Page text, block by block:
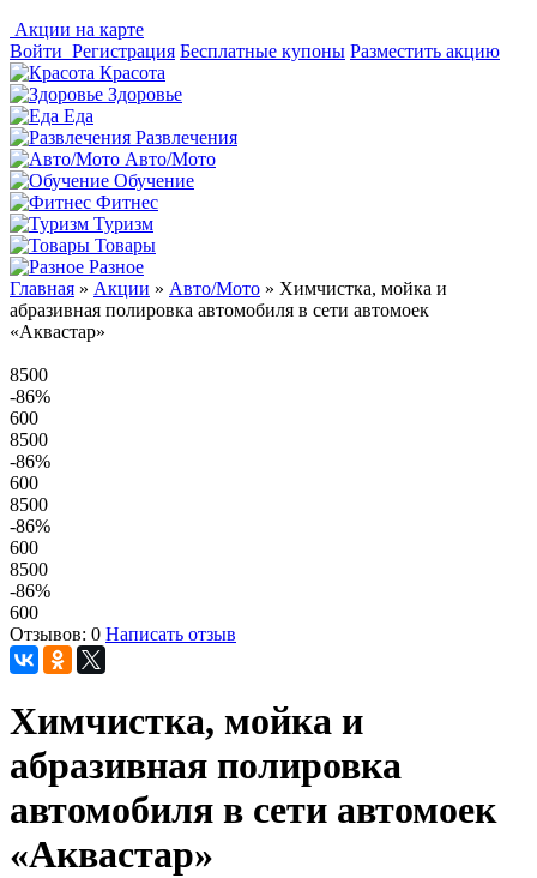
Акции на карте
Войти Регистрация Бесплатные купоны Разместить акцию
Красота
Здоровье
Еда
Развлечения
Авто/Мото
Обучение
Фитнес
Туризм
Товары
Разное
Главная » Акции » Авто/Мото » Химчистка, мойка и
абразивная полировка автомобиля в сети автомоек
«Аквастар»
8500
-86%
600
8500
-86%
600
8500
-86%
600
8500
-86%
600
Отзывов: 0 Написать отзыв
Химчистка, мойка и
абразивная полировка
автомобиля в сети автомоек
«Аквастар»